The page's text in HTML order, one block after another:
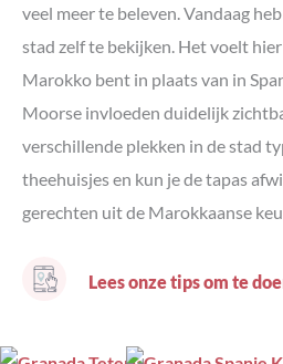
veel meer te beleven. Vandaag
stad zelf te bekijken. Het voelt
Marokko bent in plaats van in
Moorse invloeden duidelijk
verschillende plekken in de stad
theehuisjes en kun je de tapas
gerechten uit de Marokkaanse
Lees onze tips om te